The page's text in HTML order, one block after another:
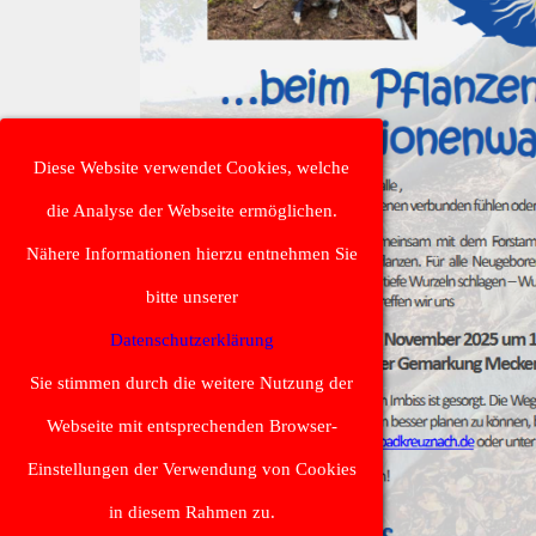
Diese Website verwendet Cookies, welche
die Analyse der Webseite ermöglichen.
Nähere Informationen hierzu entnehmen Sie
bitte unserer
Datenschutzerklärung
Sie stimmen durch die weitere Nutzung der
Webseite mit entsprechenden Browser-
Einstellungen der Verwendung von Cookies
in diesem Rahmen zu.